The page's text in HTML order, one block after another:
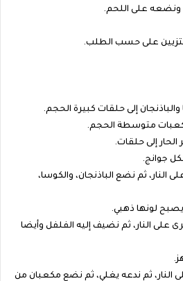
ونضعه على اللحم.
على حسب الطلب.
إلى حلقات كبيرة الحجم.
متوسطة الحجم.
إلى حلقات.
جوانج.
النار، ثم نضع الباذنجان، والكوسا،
لونها ذهبي.
على النار، ثم نضيف إليه الفلفل وأيضا
النار، ثم ندعه يغلي، ثم نضع مكعبان من